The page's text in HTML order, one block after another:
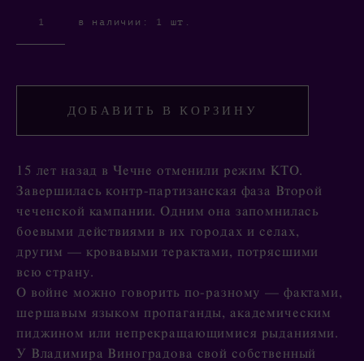
в наличии: 1 шт.
ДОБАВИТЬ В КОРЗИНУ
15 лет назад в Чечне отменили режим КТО.
Завершилась контр-партизанская фаза Второй
чеченской кампании. Одним она запомнилась
боевыми действиями в их городах и селах,
другим — кровавыми терактами, потрясшими
всю страну.
О войне можно говорить по-разному — фактами,
шершавым языком пропаганды, академическим
пиджином или непрекращающимися рыданиями.
У Владимира Виноградова свой собственный